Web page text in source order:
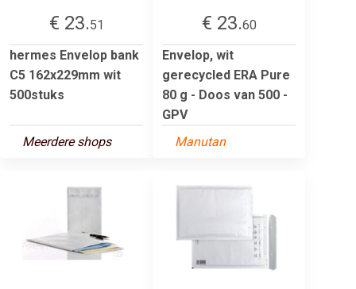
€ 23.51
hermes Envelop bank
C5 162x229mm wit
500stuks
Meerdere shops
€ 23.60
Envelop, wit
gerecycled ERA Pure
80 g - Doos van 500 -
GPV
Manutan